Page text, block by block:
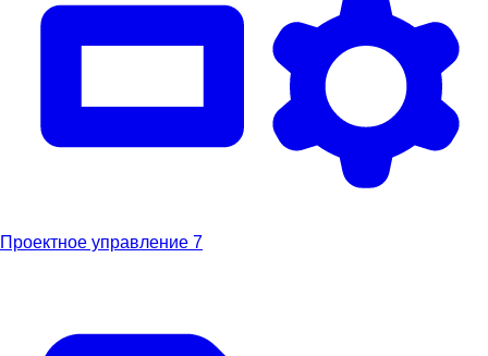
Проектное управление 7